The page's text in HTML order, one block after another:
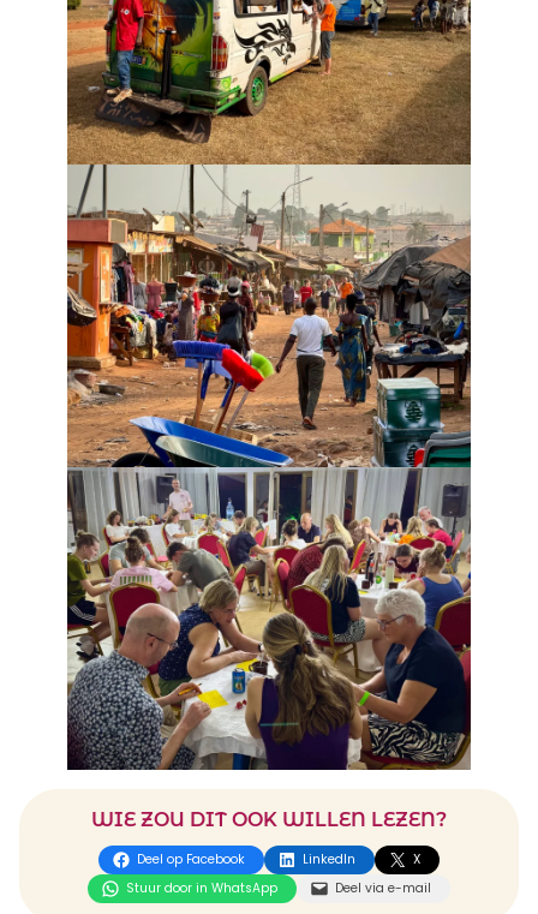
WIE ZOU DIT OOK WILLEN LEZEN?
Deel op Facebook LinkedIn
X
Stuur door in WhatsApp
Deel via e-mail